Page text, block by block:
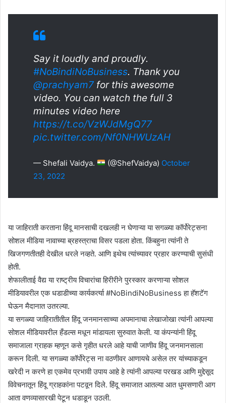
Say it loudly and proudly.
#NoBindiNoBusiness. Thank you
@prachyam7 for this awesome
video. You can watch the full 3
minutes video here
https://t.co/VzWJdMgQ77
pic.twitter.com/Nf0NHWUzAH
— Shefali Vaidya. (@ShefVaidya) October
23, 2022
या जाहिराती करताना हिंदू मानसाची दखलही न घेणाऱ्या या सगळ्या कॉर्पोरेट्सना
सोशल मीडिया नावाच्या ब्रहस्त्राचा विसर पडला होता. किंबहुना त्यांनी ते
खिजगणतीतही देखील धरले नव्हते. आणि इथेच त्यांच्यावर प्रहार करण्याची सुसंधी
होती.
शेफालीताई वैद्य या राष्ट्रीय विचारांचा हिरीरीने पुरस्कार करणाऱ्या सोशल
मीडियावरील एक धडाडीच्या कार्यकर्त्या #NoBindiNoBusiness हा हॅशटॅग
घेऊन मैदानात उतरल्या.
या सगळ्या जाहिरातीतील हिंदू जनमानसाच्या अपमानाचा लेखाजोखा त्यांनी आपल्या
सोशल मीडियावरील हँडल्स मधून मांडायला सुरुवात केली. या कंपन्यांनी हिंदू
समाजाला ग्राहक म्हणून कसे गृहीत धरले आहे याची जाणीव हिंदू जनमानसाला
करून दिली. या सगळ्या कॉर्पोरेट्स ना वठणीवर आणायचे असेल तर यांच्याकडून
खरेदी न करणे हा एकमेव प्रभावी उपाय आहे हे त्यांनी आपल्या परखड आणि मुद्देसूद
विवेचनातून हिंदू ग्राहकांना पटवून दिले. हिंदू समाजात आतल्या आत धुमसणारी आग
आता वणव्यासारखी पेटून धडाडून उठली.